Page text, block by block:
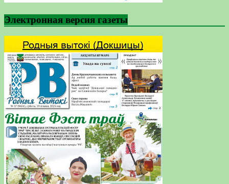
Электронная версия газеты